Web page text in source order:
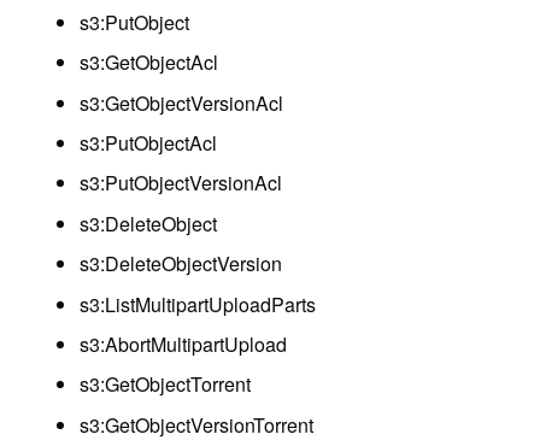
s3:PutObject
s3:GetObjectAcl
s3:GetObjectVersionAcl
s3:PutObjectAcl
s3:PutObjectVersionAcl
s3:DeleteObject
s3:DeleteObjectVersion
s3:ListMultipartUploadParts
s3:AbortMultipartUpload
s3:GetObjectTorrent
s3:GetObjectVersionTorrent